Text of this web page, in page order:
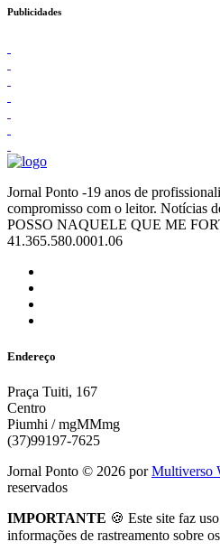
Publicidades
Jornal Ponto -19 anos de
compromisso com o leitor. Notícias
POSSO NAQUELE QUE ME
41.365.580.0001.06
Endereço
Praça Tuiti, 167
Centro
Piumhi / mgMMmg
(37)99197-7625
Jornal Ponto © 2026 porMultiverso
reservados
IMPORTANTE 🍪 Este site faz
informações de rastreamento sobre